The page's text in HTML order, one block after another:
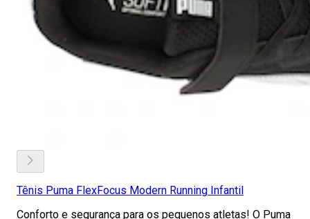
Tênis Puma FlexFocus Modern Running Infantil
Conforto e segurança para os pequenos atletas! O Puma